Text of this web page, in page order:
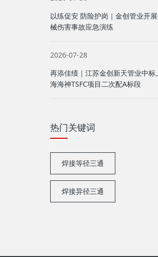
以练促安 防险护岗｜金创管业开
械伤害事故应急演练
2026-07-28
再添佳绩｜江苏金创新天管业中标
海海神TSFC项目二次配A标段
热门关键词
焊接等径三通
焊接异径三通